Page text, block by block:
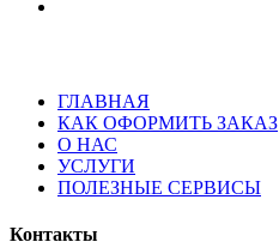
ГЛАВНАЯ
КАК ОФОРМИТЬ ЗАКАЗ
О НАС
УСЛУГИ
ПОЛЕЗНЫЕ СЕРВИСЫ
Контакты